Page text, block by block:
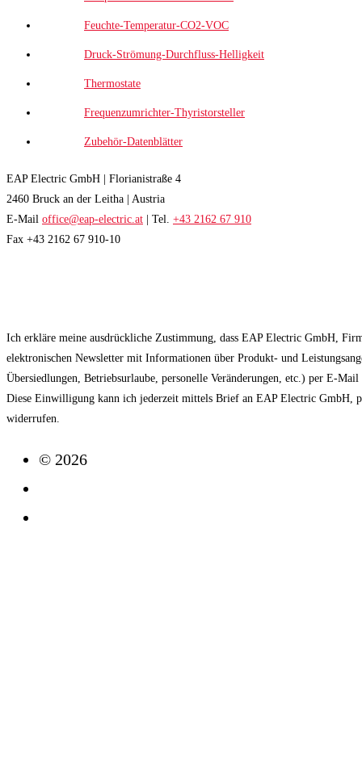
Feuchte-Temperatur-CO2-VOC
Druck-Strömung-Durchfluss-Helligkeit
Thermostate
Frequenzumrichter-Thyristorsteller
Zubehör-Datenblätter
EAP Electric GmbH | Florianistraße 4
2460 Bruck an der Leitha | Austria
E-Mail office@eap-electric.at | Tel. +43 2162 67 910
Fax +43 2162 67 910-10
Ich erkläre meine ausdrückliche Zustimmung, dass EAP Electric GmbH,
elektronischen Newsletter mit Informationen über Produkt- und
Übersiedlungen, Betriebsurlaube, personelle Veränderungen, etc.) per E-
Diese Einwilligung kann ich jederzeit mittels Brief an EAP Electric GmbH,
widerrufen.
© 2026